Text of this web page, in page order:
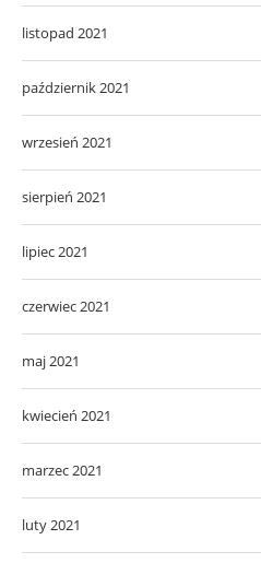
listopad 2021
październik 2021
wrzesień 2021
sierpień 2021
lipiec 2021
czerwiec 2021
maj 2021
kwiecień 2021
marzec 2021
luty 2021